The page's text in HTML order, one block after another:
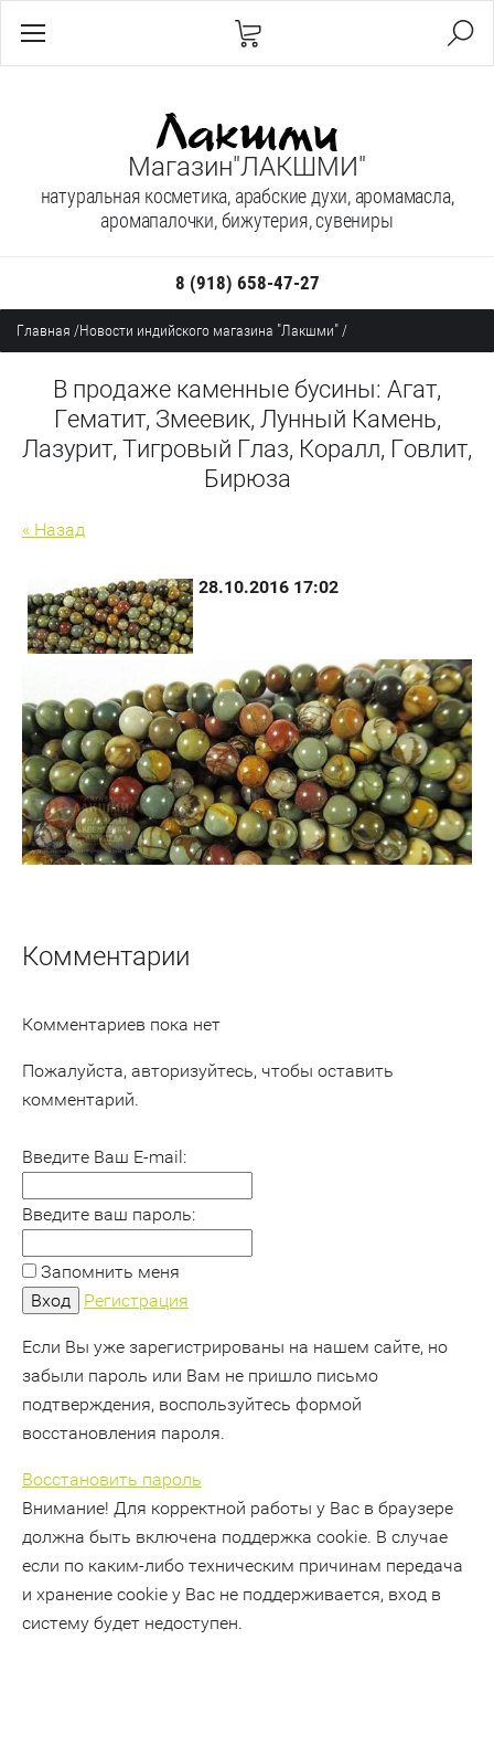
Магазин"ЛАКШМИ"
натуральная косметика, арабские духи, аромамасла,
аромапалочки, бижутерия, сувениры
8 (918) 658-47-27
Главная /Новости индийского магазина "Лакшми" /
В продаже каменные бусины: Агат,
Гематит, Змеевик, Лунный Камень,
Лазурит, Тигровый Глаз, Коралл, Говлит,
Бирюза
« Назад
28.10.2016 17:02
Комментарии
Комментариев пока нет
Пожалуйста, авторизуйтесь, чтобы оставить
комментарий.
Введите Ваш E-mail:
Введите ваш пароль:
Запомнить меня
Регистрация
Если Вы уже зарегистрированы на нашем сайте, но
забыли пароль или Вам не пришло письмо
подтверждения, воспользуйтесь формой
восстановления пароля.
Восстановить пароль
Внимание! Для корректной работы у Вас в браузере
должна быть включена поддержка cookie. В случае
если по каким-либо техническим причинам передача
и хранение cookie у Вас не поддерживается, вход в
систему будет недоступен.